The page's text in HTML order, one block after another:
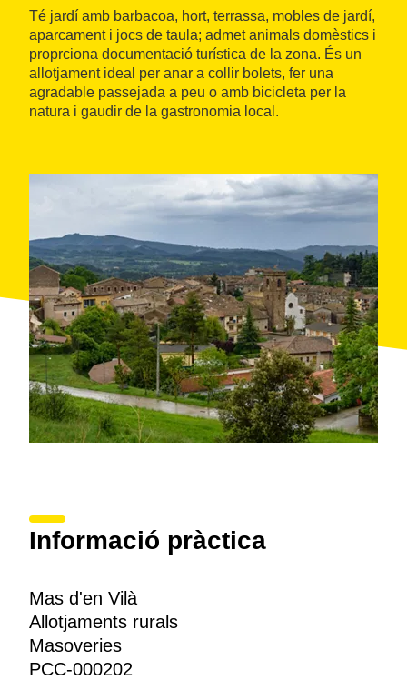
Té jardí amb barbacoa, hort, terrassa, mobles de jardí,
aparcament i jocs de taula; admet animals domèstics i
proprciona documentació turística de la zona. És un
allotjament ideal per anar a collir bolets, fer una
agradable passejada a peu o amb bicicleta per la
natura i gaudir de la gastronomia local.
Informació pràctica
Mas d'en Vilà
Allotjaments rurals
Masoveries
PCC-000202